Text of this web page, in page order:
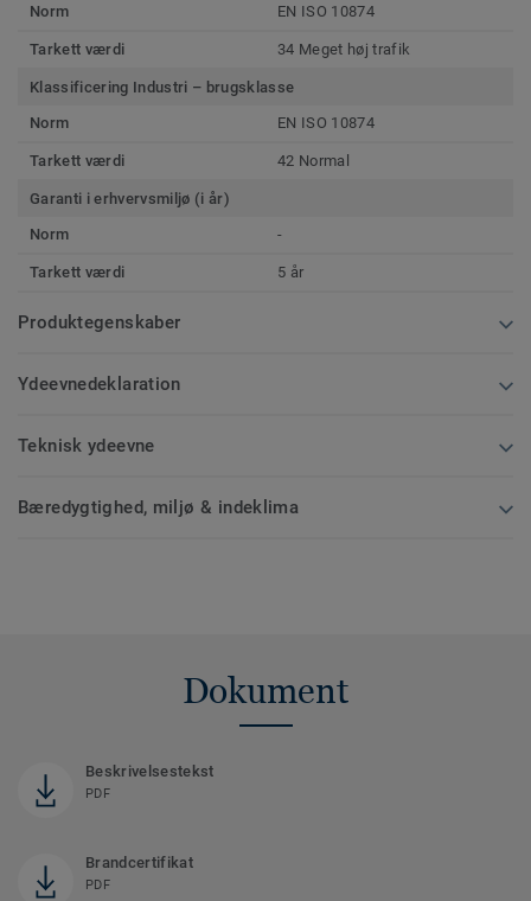
Norm
EN ISO 10874
Tarkett værdi 34 Meget høj trafik
Klassificering Industri – brugsklasse
Norm
EN ISO 10874
Tarkett værdi 42 Normal
Garanti i erhvervsmiljø (i år)
Norm
-
Tarkett værdi 5 år
Produktegenskaber
Ydeevnedeklaration
Teknisk ydeevne
Bæredygtighed, miljø & indeklima
Dokument
Beskrivelsestekst
PDF
Brandcertifikat
PDF